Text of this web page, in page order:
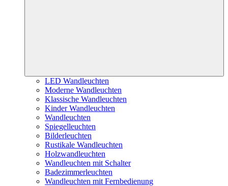
LED Wandleuchten
Moderne Wandleuchten
Klassische Wandleuchten
Kinder Wandleuchten
Wandleuchten
Spiegelleuchten
Bilderleuchten
Rustikale Wandleuchten
Holzwandleuchten
Wandleuchten mit Schalter
Badezimmerleuchten
Wandleuchten mit Fernbedienung